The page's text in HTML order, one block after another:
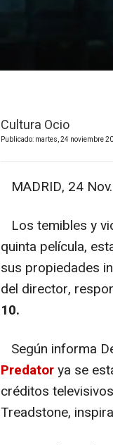
Cultura Ocio
Publicado: martes, 24 noviembre
MADRID, 24
Los temibles y
quinta película,
sus propiedades
del director,
10.
Según informa
Predatorya se
créditos
Treadstone,